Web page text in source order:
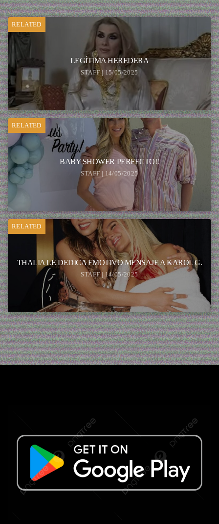
RELATED
LEGÍTIMA HEREDERA
STAFF | 15/05/2025
RELATED
BABY SHOWER PERFECTO!!
STAFF | 14/05/2025
RELATED
THALIA LE DEDICA EMOTIVO MENSAJE A KAROL G.
STAFF | 14/05/2025